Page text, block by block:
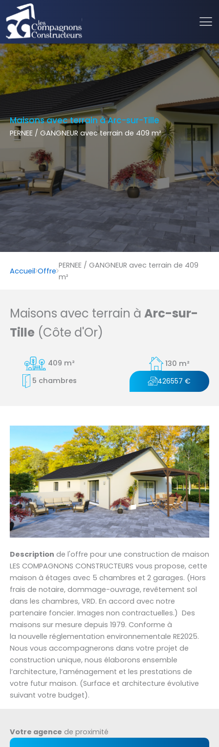
Maisons avec terrain à Arc-sur-Tille
PERNEE / GANGNEUR avec terrain de 409 m²
Accueil Offre
PERNEE / GANGNEUR avec terrain de 409
m²
Maisons avec terrain à Arc-sur-
Tille (Côte d'Or)
409 m²
130 m²
5 chambres
426557 €
Description de l'offre pour une construction de maison
LES COMPAGNONS CONSTRUCTEURS vous propose, cette
maison à étages avec 5 chambres et 2 garages. (Hors
frais de notaire, dommage-ouvrage, revêtement sol
dans les chambres, VRD. En accord avec notre
partenaire foncier. Images non contractuelles.) Des
maisons sur mesure depuis 1979. Conforme à
la nouvelle réglementation environnementale RE2025.
Nous vous accompagnerons dans votre projet de
construction unique, nous élaborons ensemble
l’architecture, l’aménagement et les prestations de
votre futur maison. (Surface et architecture évolutive
suivant votre budget).
Votre agence de proximité